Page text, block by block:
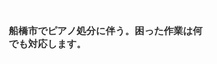
船橋市でピアノ処分に伴う。困った作業は何
でも対応します。